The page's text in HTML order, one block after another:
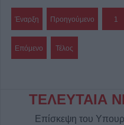
Έναρξη Προηγούμενο 1
Επόμενο Τέλος
ΤΕΛΕΥΤΑΙΑ
Επίσκεψη του